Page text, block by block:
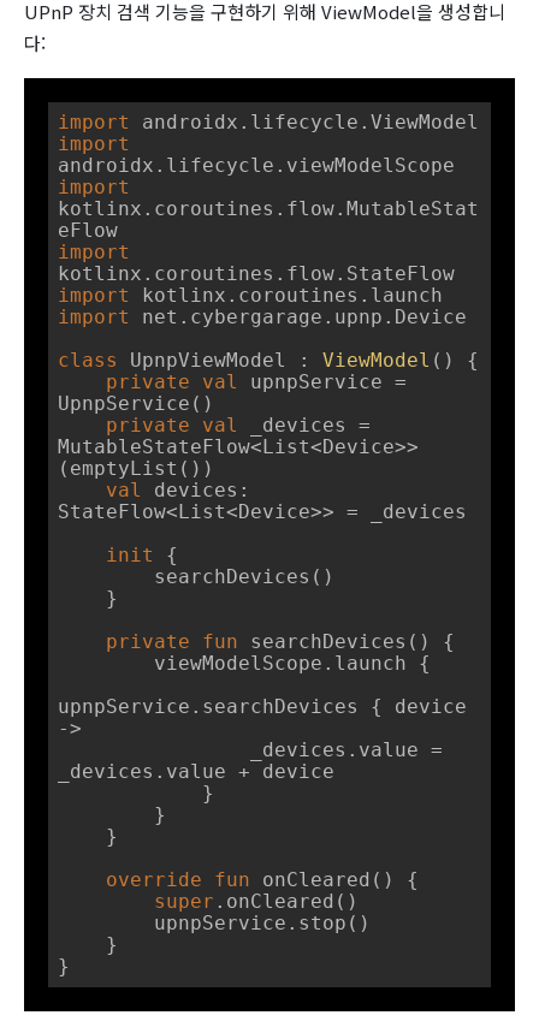
UPnP 장치 검색 기능을 구현하기 위해 ViewModel을 생성합니
다:
import
import
import
kotlinx.coroutines.flow.MutableStat
import
import
import
net.cybergarage.upnp.Device
class
UpnpViewModel : ViewModel () {
private
val
upnpService =
UpnpService()
private
val
_devices =
MutableStateFlow<List<Device>>
(emptyList())
val
devices:
StateFlow<List<Device>> = _devices
init
{
private
fun searchDevices ()
{
upnpService.searchDevices { device
->
_devices.value + device
override
fun onCleared ()
{
super .onCleared()
}